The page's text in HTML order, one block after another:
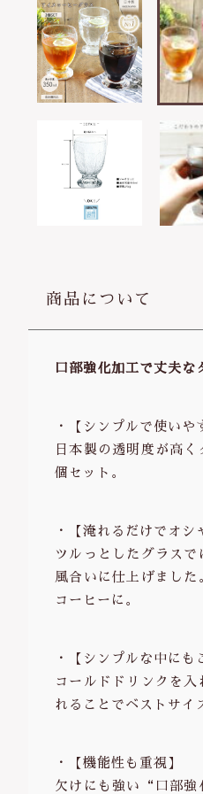
商品について
口部強化加工で丈夫な
・【シンプルで使いや
日本製の透明度が高
個セット。
・【淹れるだけでオシ
ツルっとしたグラス
風合いに仕上げまし
コーヒーに。
・【シンプルな中にも
コールドドリンクを
れることでベストサイ
・【機能性も重視】
欠けにも強い“口部強